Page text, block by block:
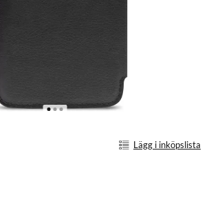
Lägg i inköpslista